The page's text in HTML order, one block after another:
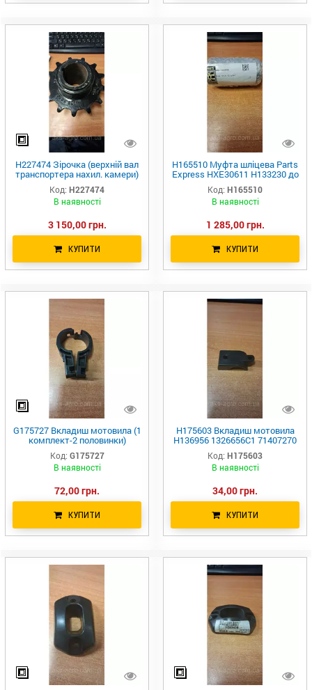
H227474 Зірочка (верхній вал
транспортера нахил. камери)
Бразилія HXE123463
Код: H227474
В наявності
3 150,00 грн.
КУПИТИ
H165510 Муфта шліцева Parts
Express HXE30611 H133230 до
John Deere
Код: H165510
В наявності
1 285,00 грн.
КУПИТИ
G175727 Вкладиш мотовила (1
комплект-2 половинки)
Greenly Machinery H136954
G175727 H175727 9842300
243736 89842300 1347084C1
Код: G175727
В наявності
72,00 грн.
КУПИТИ
H175603 Вкладиш мотовила
H136956 1326656C1 71407270
1010-20 JD900/600
Код: H175603
В наявності
34,00 грн.
КУПИТИ